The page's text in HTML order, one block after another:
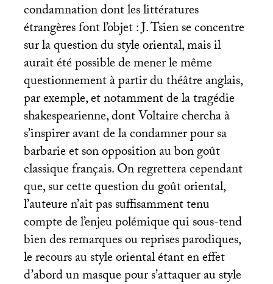
condamnation dont les littératures
étrangères font l’objet : J. Tsien se concentre
sur la question du style oriental, mais il
aurait été possible de mener le même
questionnement à partir du théâtre anglais,
par exemple, et notamment de la tragédie
shakespearienne, dont Voltaire chercha à
s’inspirer avant de la condamner pour sa
barbarie et son opposition au bon goût
classique français. On regrettera cependant
que, sur cette question du goût oriental,
l’auteure n’ait pas suffisamment tenu
compte de l’enjeu polémique qui sous-tend
bien des remarques ou reprises parodiques,
le recours au style oriental étant en effet
d’abord un masque pour s’attaquer au style